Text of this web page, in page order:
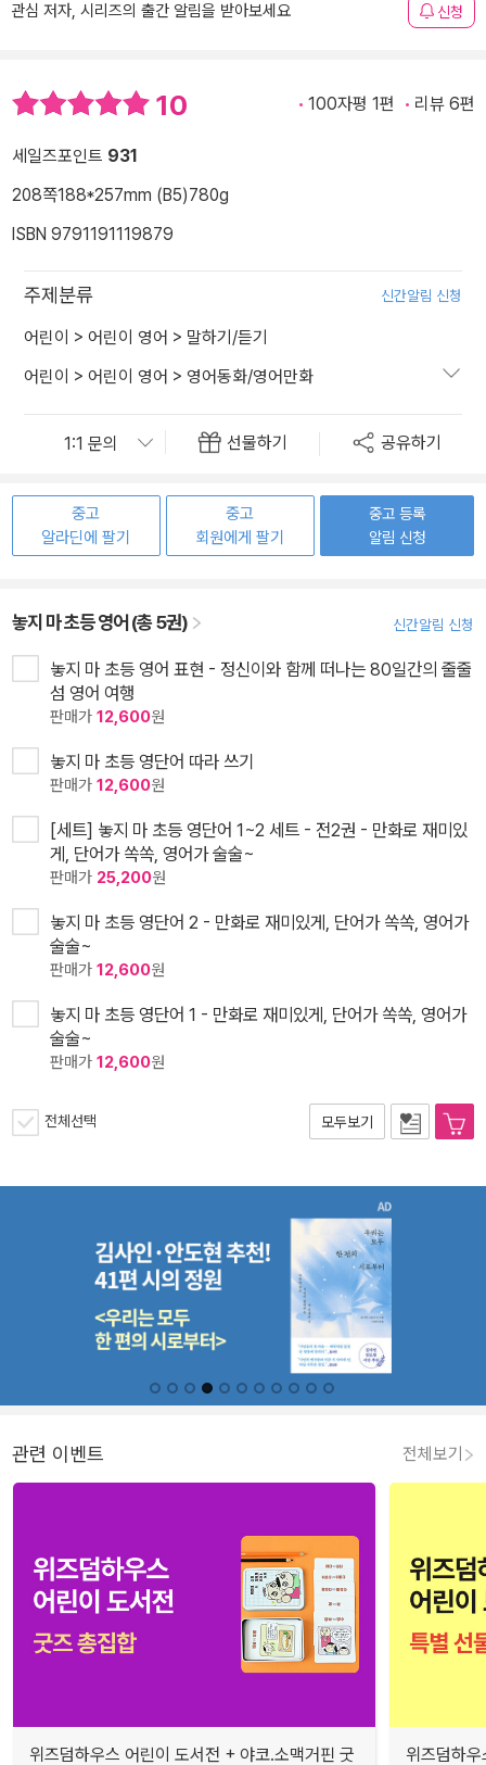
관심 저자, 시리즈의 출간 알림을 받아보세요 신청
10 100자평 1편 리뷰 6편
세일즈포인트 931
208쪽188*257mm (B5)780g
ISBN 9791191119879
주제분류 신간알림 신청
어린이 > 어린이 영어 > 말하기/듣기
어린이 > 어린이 영어 > 영어동화/영어만화
선물하기 공유하기
중고
알라딘에 팔기
중고
회원에게 팔기
중고 등록
알림 신청
놓지 마 초등 영어 (총 5권) 신간알림 신청
놓지 마 초등 영어 표현 - 정신이와 함께 떠나는 80일간의 줄줄
섬 영어 여행
판매가 12,600원
놓지 마 초등 영단어 따라 쓰기
판매가 12,600원
[세트] 놓지 마 초등 영단어 1~2 세트 - 전2권 - 만화로 재미있
게, 단어가 쏙쏙, 영어가 술술~
판매가 25,200원
놓지 마 초등 영단어 2 - 만화로 재미있게, 단어가 쏙쏙, 영어가
술술~
판매가 12,600원
놓지 마 초등 영단어 1 - 만화로 재미있게, 단어가 쏙쏙, 영어가
술술~
판매가 12,600원
전체선택 모두보기
관련 이벤트 전체보기
위즈덤하우스 어린이 도서전 + 야코.소맥거핀 굿 위즈덤하